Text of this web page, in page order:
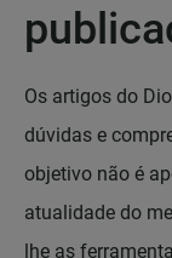
Os artigos do
dúvidas e
objetivo não é
atualidade do
lhe as